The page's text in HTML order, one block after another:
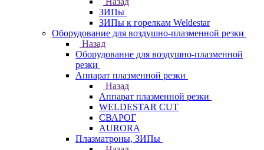
ЗИПы
ЗИПы к горелкам Weldestar
Оборудование для воздушно-плазменной резки
Назад
Оборудование для воздушно-плазменной
резки
Аппарат плазменной резки
Назад
Аппарат плазменной резки
WELDESTAR CUT
СВАРОГ
AURORA
Плазматроны, ЗИПы